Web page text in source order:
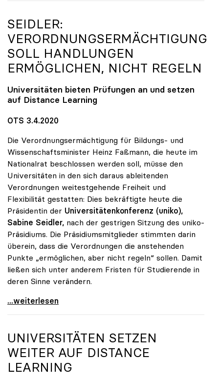
SEIDLER:
VERORDNUNGSERMÄCHTIGUNG
SOLL HANDLUNGEN
ERMÖGLICHEN, NICHT REGELN
Universitäten bieten Prüfungen an und setzen
auf Distance Learning
OTS 3.4.2020
Die Verordnungsermächtigung für Bildungs- und
Wissenschaftsminister Heinz Faßmann, die heute im
Nationalrat beschlossen werden soll, müsse den
Universitäten in den sich daraus ableitenden
Verordnungen weitestgehende Freiheit und
Flexibilität gestatten: Dies bekräftigte heute die
Präsidentin der Universitätenkonferenz (uniko),
Sabine Seidler, nach der gestrigen Sitzung des uniko-
Präsidiums. Die Präsidiumsmitglieder stimmten darin
überein, dass die Verordnungen die anstehenden
Punkte „ermöglichen, aber nicht regeln“ sollen. Damit
ließen sich unter anderem Fristen für Studierende in
deren Sinne verändern.
Seidler: Verordnungsermächtigung soll Handlungen
...weiterlesen
UNIVERSITÄTEN SETZEN
WEITER AUF DISTANCE
LEARNING